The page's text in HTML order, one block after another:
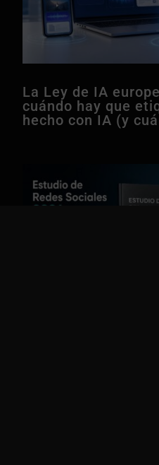
La Ley de IA
cuándo hay que
hecho con IA (y